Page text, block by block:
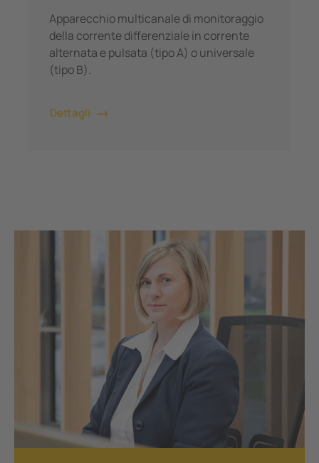
Apparecchio multicanale di monitoraggio
della corrente differenziale in corrente
alternata e pulsata (tipo A) o universale
(tipo B).
Dettagli